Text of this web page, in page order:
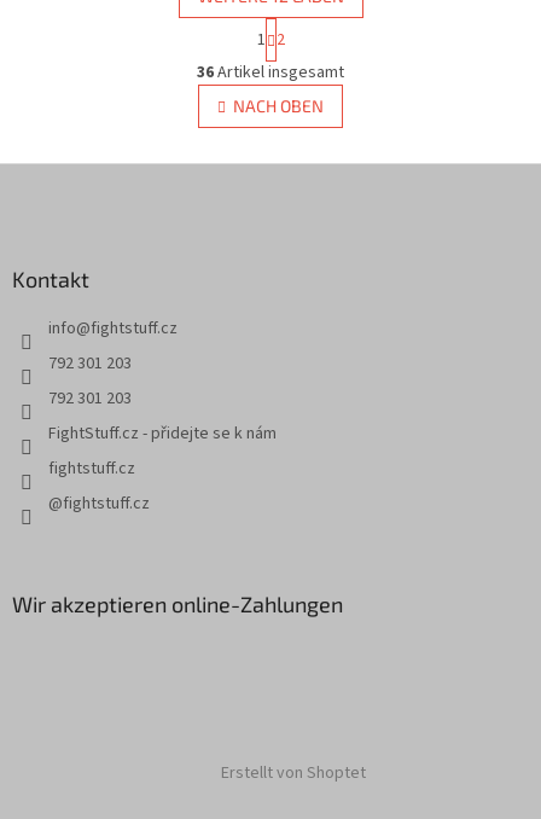
S
t
e
u
r
P
a
g
i
n
i
r
1 2
36Artikel insgesamt
NACH OBEN
Kontakt
info@fightstuff.cz
792 301 203
792 301 203
FightStuff.cz - přidejte se k nám
fightstuff.cz
@fightstuff.cz
Wir akzeptieren online-Zahlungen
Erstellt von Shoptet